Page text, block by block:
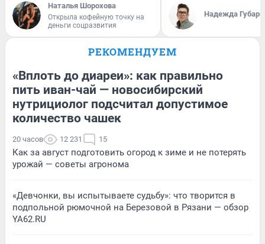
Наталья Шорохова
Открыла кофейную точку на
деньги соцразвития
Надежда Губарь
РЕКОМЕНДУЕМ
«Вплоть до диареи»: как правильно
пить иван-чай — новосибирский
нутрициолог подсчитал допустимое
количество чашек
20 часов 12 231 15
Как за август подготовить огород к зиме и не потерять
урожай — советы агронома
«Девчонки, вы испытываете судьбу»: что творится в
подпольной рюмочной на Березовой в Рязани — обзор
YA62.RU